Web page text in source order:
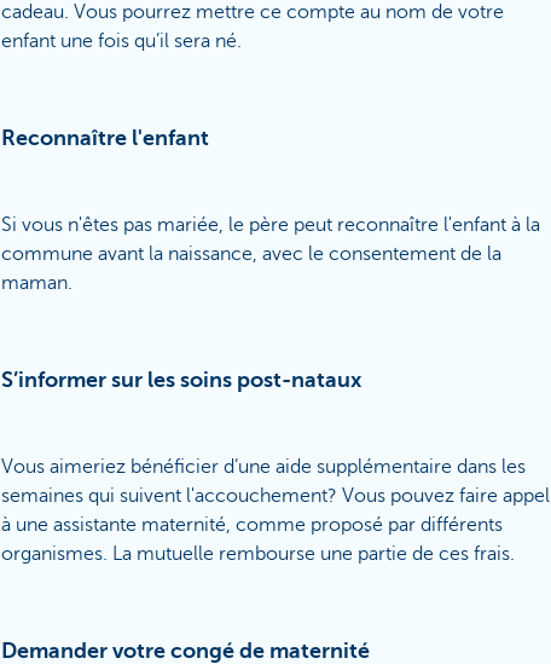
cadeau. Vous pourrez mettre ce compte au nom de votre
enfant une fois qu’il sera né.
Reconnaître l'enfant
Si vous n'êtes pas mariée, le père peut reconnaître l'enfant à la
commune avant la naissance, avec le consentement de la
maman.
S’informer sur les soins post-nataux
Vous aimeriez bénéficier d’une aide supplémentaire dans les
semaines qui suivent l'accouchement? Vous pouvez faire appel
à une assistante maternité, comme proposé par différents
organismes. La mutuelle rembourse une partie de ces frais.
Demander votre congé de maternité